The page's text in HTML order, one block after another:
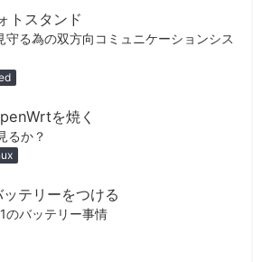
トスタンド
守る為の双方向コミュニケーションシス
を焼く
るか？
テリーをつける
のバッテリー事情